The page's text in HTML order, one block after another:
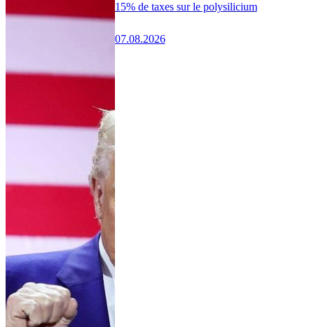
15% de taxes sur le polysilicium
07.08.2026